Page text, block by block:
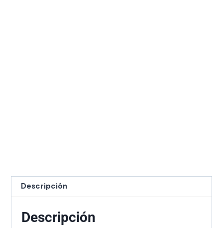
Descripción
Descripción